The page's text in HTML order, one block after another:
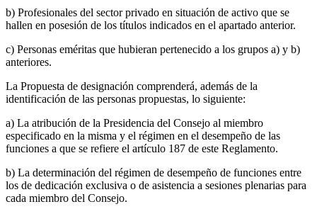
b) Profesionales del sector privado en situación de activo que se
hallen en posesión de los títulos indicados en el apartado anterior.
c) Personas eméritas que hubieran pertenecido a los grupos a) y b)
anteriores.
La Propuesta de designación comprenderá, además de la
identificación de las personas propuestas, lo siguiente:
a) La atribución de la Presidencia del Consejo al miembro
especificado en la misma y el régimen en el desempeño de las
funciones a que se refiere el artículo 187 de este Reglamento.
b) La determinación del régimen de desempeño de funciones entre
los de dedicación exclusiva o de asistencia a sesiones plenarias para
cada miembro del Consejo.